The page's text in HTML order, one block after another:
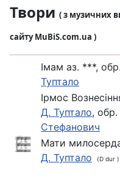
Твори ( з музичних
сайту MuBiS.com.ua )
Імам аз. ***, обр.
Туптало
Ірмос
Д. Туптало, обр.
Стефанович
Мати
Д. Туптало
(D dur )